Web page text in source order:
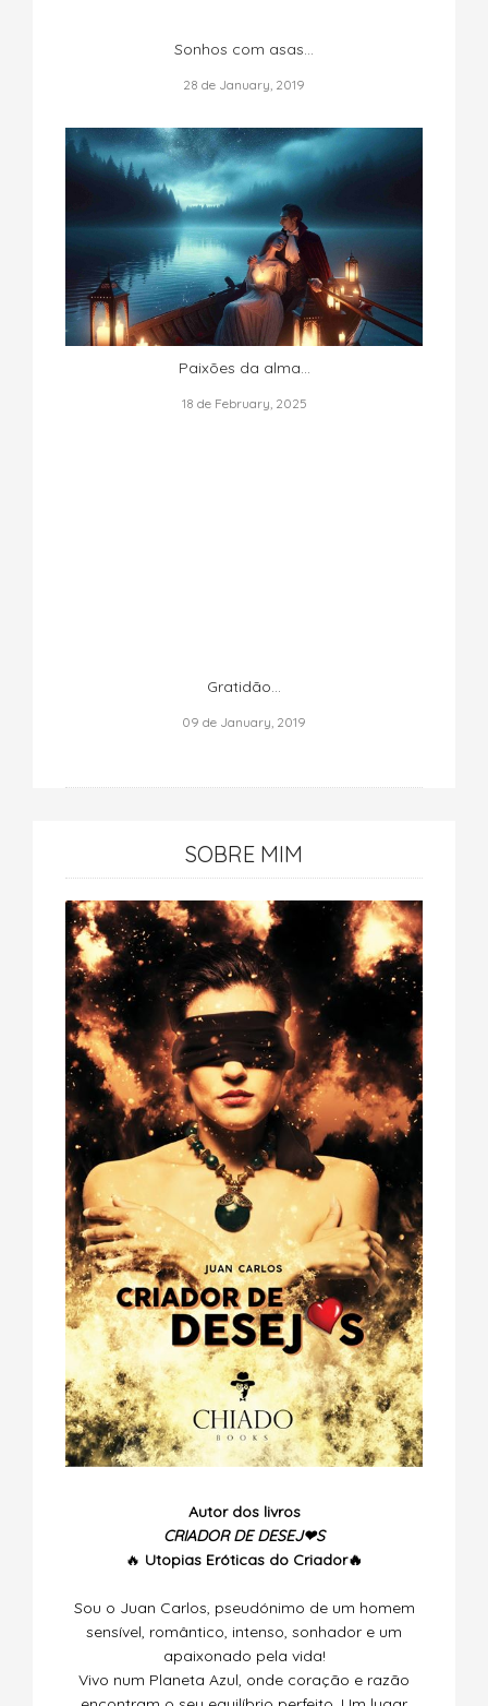
Sonhos com asas...
28 de January, 2019
Paixões da alma...
18 de February, 2025
Gratidão...
09 de January, 2019
SOBRE MIM
Autor dos livros
CRIADOR DE DESEJ❤S
🔥 Utopias Eróticas do Criador🔥
Sou o Juan Carlos, pseudónimo de um homem
sensível, romântico, intenso, sonhador e um
apaixonado pela vida!
Vivo num Planeta Azul, onde coração e razão